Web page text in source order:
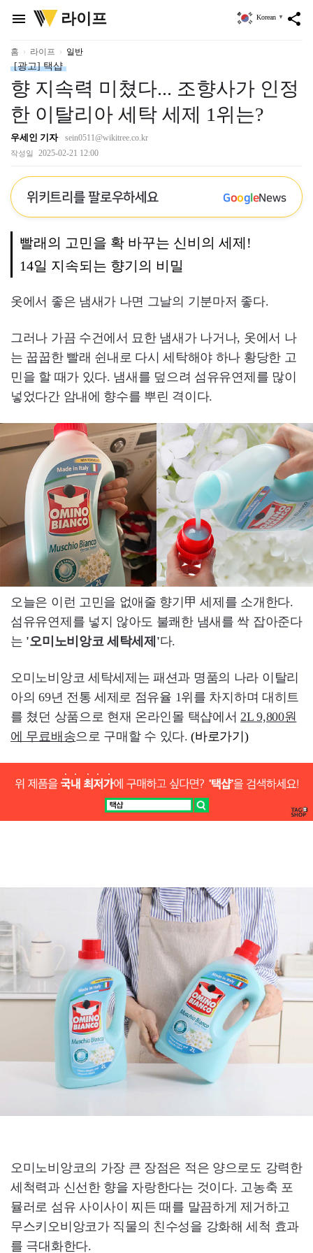
menu
위
키
리
라이프 share
Korean ▼
홈 라이프 일반
[광고] 택샵
향 지속력 미쳤다... 조향사가 인정
한 이탈리아 세탁 세제 1위는?
우세인 기자 sein0511@wikitree.co.kr
작성일 2025-02-21 12:00
위키트리를 팔로우하세요 GoogleNews
빨래의 고민을 확 바꾸는 신비의 세제!
14일 지속되는 향기의 비밀
옷에서 좋은 냄새가 나면 그날의 기분마저 좋다.
그러나 가끔 수건에서 묘한 냄새가 나거나, 옷에서 나
는 꿉꿉한 빨래 쉰내로 다시 세탁해야 하나 황당한 고
민을 할 때가 있다. 냄새를 덮으려 섬유유연제를 많이
넣었다간 암내에 향수를 뿌린 격이다.
오늘은 이런 고민을 없애줄 향기甲 세제를 소개한다.
섬유유연제를 넣지 않아도 불쾌한 냄새를 싹 잡아준다
는 '오미노비앙코 세탁세제'다.
오미노비앙코 세탁세제는 패션과 명품의 나라 이탈리
아의 69년 전통 세제로 점유율 1위를 차지하며 대히트
를 쳤던 상품으로 현재 온라인몰 택샵에서 2L 9,800원
에 무료배송으로 구매할 수 있다.(바로가기)
오미노비앙코의 가장 큰 장점은 적은 양으로도 강력한
세척력과 신선한 향을 자랑한다는 것이다. 고농축 포
뮬러로 섬유 사이사이 찌든 때를 말끔하게 제거하고
무스키오비앙코가 직물의 친수성을 강화해 세척 효과
를 극대화한다.